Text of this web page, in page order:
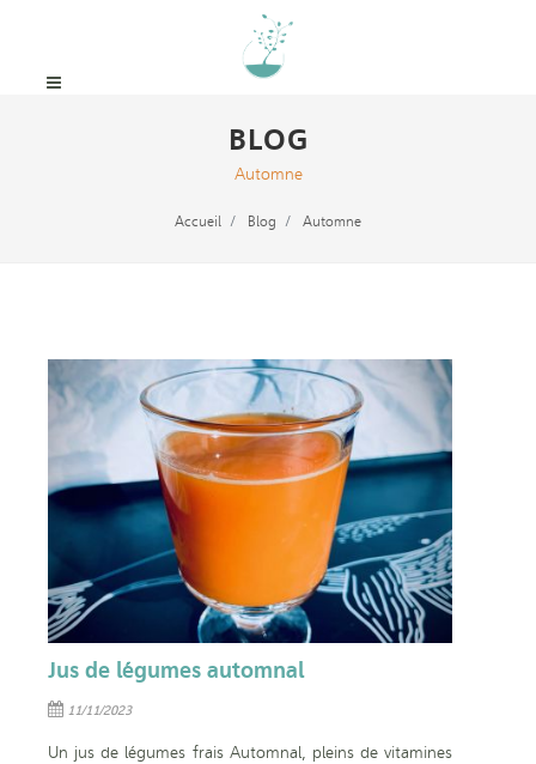
BLOG
Automne
Accueil Blog Automne
Jus de légumes automnal
11/11/2023
Un jus de légumes frais Automnal, pleins de vitamines